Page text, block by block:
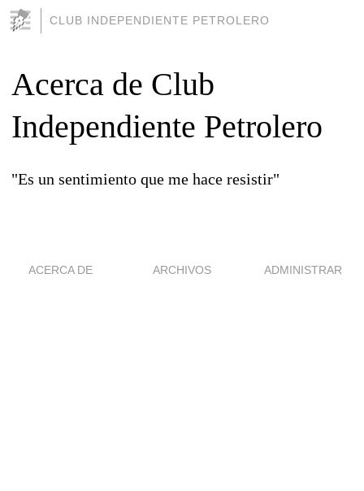
CLUB INDEPENDIENTE PETROLERO
Acerca de Club
Independiente Petrolero
"Es un sentimiento que me hace resistir"
ACERCA DE ARCHIVOS ADMINISTRAR